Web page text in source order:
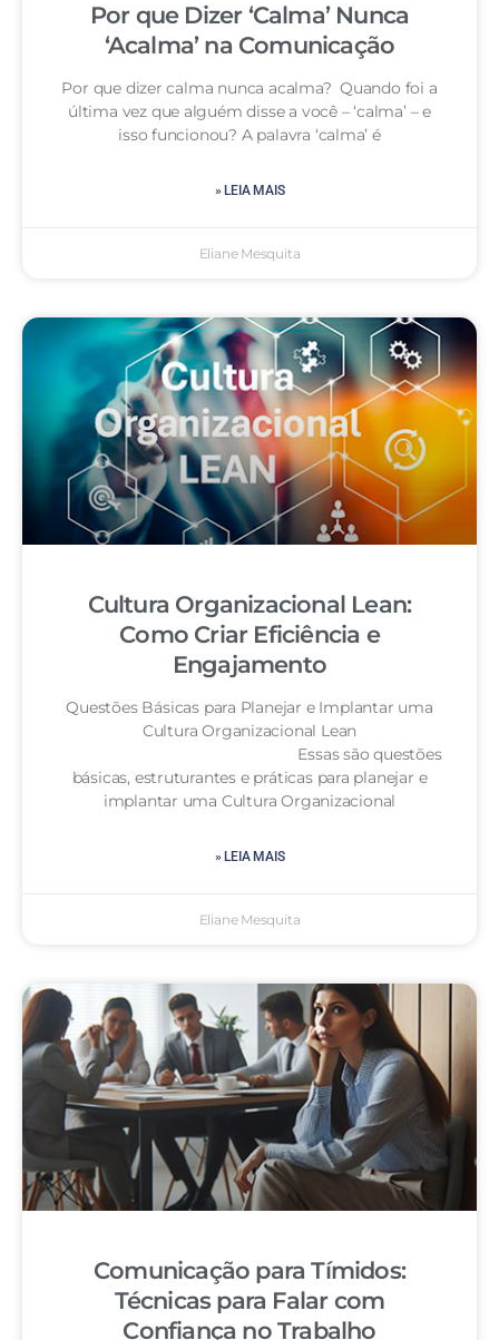
Por que Dizer ‘Calma’ Nunca
‘Acalma’ na Comunicação
Por que dizer calma nunca acalma? Quando foi a
última vez que alguém disse a você – ‘calma’ – e
isso funcionou? A palavra ‘calma’ é
» LEIA MAIS
Eliane Mesquita
Cultura Organizacional Lean:
Como Criar Eficiência e
Engajamento
Questões Básicas para Planejar e Implantar uma
Cultura Organizacional Lean
Essas são questões
básicas, estruturantes e práticas para planejar e
implantar uma Cultura Organizacional
» LEIA MAIS
Eliane Mesquita
Comunicação para Tímidos:
Técnicas para Falar com
Confiança no Trabalho